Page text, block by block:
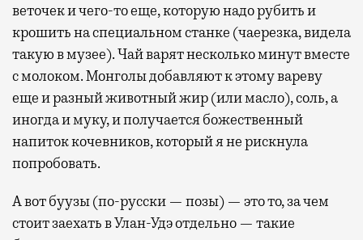
веточек и чего-то еще, которую надо рубить и
крошить на специальном станке (чаерезка, видела
такую в музее). Чай варят несколько минут вместе
с молоком. Монголы добавляют к этому вареву
еще и разный животный жир (или масло), соль, а
иногда и муку, и получается божественный
напиток кочевников, который я не рискнула
попробовать.
А вот буузы (по-русски — позы) — это то, за чем
стоит заехать в Улан-Удэ отдельно — такие